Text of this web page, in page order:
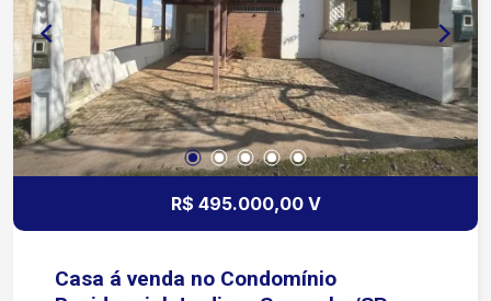
R$ 495.000,00 V
Casa á venda no Condomínio